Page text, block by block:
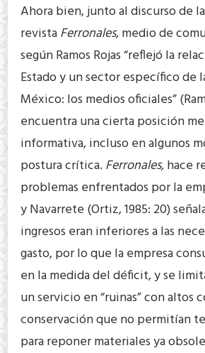
Ahora bien, junto al discurso de la
revistaFerronales, medio de
según Ramos Rojas “reflejó la
Estado y un sector específico de
México: los medios oficiales”
encuentra una cierta posición
informativa, incluso en algunos
postura crítica. Ferronales,hace
problemas enfrentados por la
y Navarrete (Ortiz, 1985: 20)
ingresos eran inferiores a las
gasto, por lo que la empresa
en la medida del déficit, y se
un servicio en “ruinas” con altos
conservación que no permitían
para reponer materiales ya